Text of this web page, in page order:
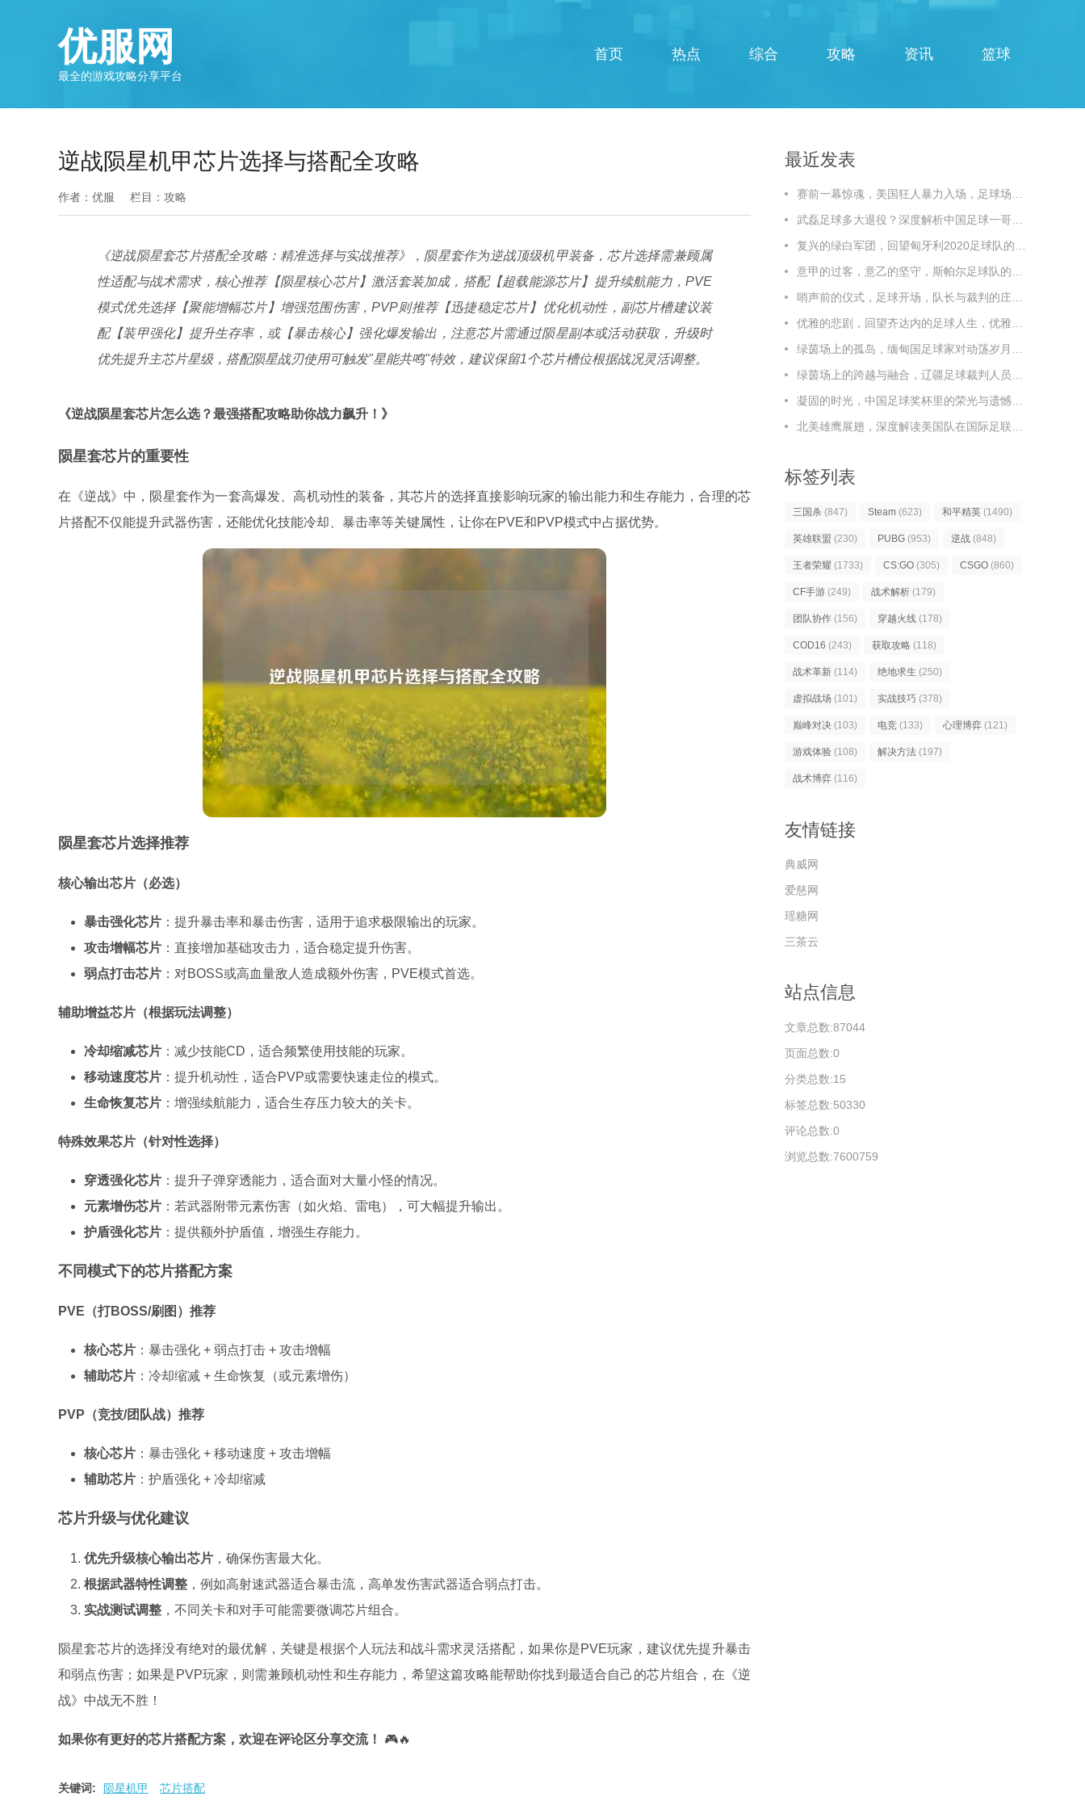
优服网
最全的游戏攻略分享平台
首页 热点 综合 攻略 资讯 篮球
逆战陨星机甲芯片选择与搭配全攻略
作者：优服 栏目： 攻略
《逆战陨星套芯片搭配全攻略：精准选择与实战推荐》，陨星套作为逆战顶级机甲装备，芯片选择需兼顾属
性适配与战术需求，核心推荐【陨星核心芯片】激活套装加成，搭配【超载能源芯片】提升续航能力，PVE
模式优先选择【聚能增幅芯片】增强范围伤害，PVP则推荐【迅捷稳定芯片】优化机动性，副芯片槽建议装
配【装甲强化】提升生存率，或【暴击核心】强化爆发输出，注意芯片需通过陨星副本或活动获取，升级时
优先提升主芯片星级，搭配陨星战刃使用可触发"星能共鸣"特效，建议保留1个芯片槽位根据战况灵活调整。
《逆战陨星套芯片怎么选？最强搭配攻略助你战力飙升！》
陨星套芯片的重要性
在《逆战》中，陨星套作为一套高爆发、高机动性的装备，其芯片的选择直接影响玩家的输出能力和生存能力，合理的芯
片搭配不仅能提升武器伤害，还能优化技能冷却、暴击率等关键属性，让你在PVE和PVP模式中占据优势。
陨星套芯片选择推荐
核心输出芯片（必选）
暴击强化芯片 ：提升暴击率和暴击伤害，适用于追求极限输出的玩家。
攻击增幅芯片 ：直接增加基础攻击力，适合稳定提升伤害。
弱点打击芯片 ：对BOSS或高血量敌人造成额外伤害，PVE模式首选。
辅助增益芯片（根据玩法调整）
冷却缩减芯片 ：减少技能CD，适合频繁使用技能的玩家。
移动速度芯片 ：提升机动性，适合PVP或需要快速走位的模式。
生命恢复芯片 ：增强续航能力，适合生存压力较大的关卡。
特殊效果芯片（针对性选择）
穿透强化芯片 ：提升子弹穿透能力，适合面对大量小怪的情况。
元素增伤芯片 ：若武器附带元素伤害（如火焰、雷电），可大幅提升输出。
护盾强化芯片 ：提供额外护盾值，增强生存能力。
不同模式下的芯片搭配方案
PVE（打BOSS/刷图）推荐
核心芯片 ：暴击强化 + 弱点打击 + 攻击增幅
辅助芯片 ：冷却缩减 + 生命恢复（或元素增伤）
PVP（竞技/团队战）推荐
核心芯片 ：暴击强化 + 移动速度 + 攻击增幅
辅助芯片 ：护盾强化 + 冷却缩减
芯片升级与优化建议
优先升级核心输出芯片 ，确保伤害最大化。
根据武器特性调整 ，例如高射速武器适合暴击流，高单发伤害武器适合弱点打击。
实战测试调整 ，不同关卡和对手可能需要微调芯片组合。
陨星套芯片的选择没有绝对的最优解，关键是根据个人玩法和战斗需求灵活搭配，如果你是PVE玩家，建议优先提升暴击
和弱点伤害；如果是PVP玩家，则需兼顾机动性和生存能力，希望这篇攻略能帮助你找到最适合自己的芯片组合，在《逆
战》中战无不胜！
如果你有更好的芯片搭配方案，欢迎在评论区分享交流！ 🎮🔥
关键词: 陨星机甲 芯片搭配
最近发表
赛前一幕惊魂，美国狂人暴力入场，足球场秒变闹市，赛前惊魂！美国狂人暴力入场，足球场秒变闹市
武磊足球多大退役？深度解析中国足球一哥的职业生涯终点线，武磊多大退役？深度解析中国足球一哥的职业生涯终点线
复兴的绿白军团，回望匈牙利2020足球队的辉煌与传承
意甲的过客，意乙的坚守，斯帕尔足球队的悲情与荣光，斯帕尔，意甲过客，意乙坚守，悲情与荣光
哨声前的仪式，足球开场，队长与裁判的庄重时刻
优雅的悲剧，回望齐达内的足球人生，优雅的悲剧，回望齐达内的足球人生
绿茵场上的孤岛，缅甸国足球家对动荡岁月的静默坚守
绿茵场上的跨越与融合，辽疆足球裁判人员的协作之路，辽疆足球裁判，跨越与融合的协作之路
凝固的时光，中国足球奖杯里的荣光与遗憾，凝固时光，中国足球奖杯里的荣光与遗憾
北美雄鹰展翅，深度解读美国队在国际足联足球排名榜上的新篇章
标签列表
三国杀 (847) Steam (623) 和平精英 (1490)
英雄联盟 (230) PUBG (953) 逆战 (848)
王者荣耀 (1733) CS:GO (305) CSGO (860)
CF手游 (249) 战术解析 (179)
团队协作 (156) 穿越火线 (178)
COD16 (243) 获取攻略 (118)
战术革新 (114) 绝地求生 (250)
虚拟战场 (101) 实战技巧 (378)
巅峰对决 (103) 电竞 (133) 心理博弈 (121)
游戏体验 (108) 解决方法 (197)
战术博弈 (116)
友情链接
典威网
爱慈网
瑶糖网
三茶云
站点信息
文章总数:87044
页面总数:0
分类总数:15
标签总数:50330
评论总数:0
浏览总数:7600759